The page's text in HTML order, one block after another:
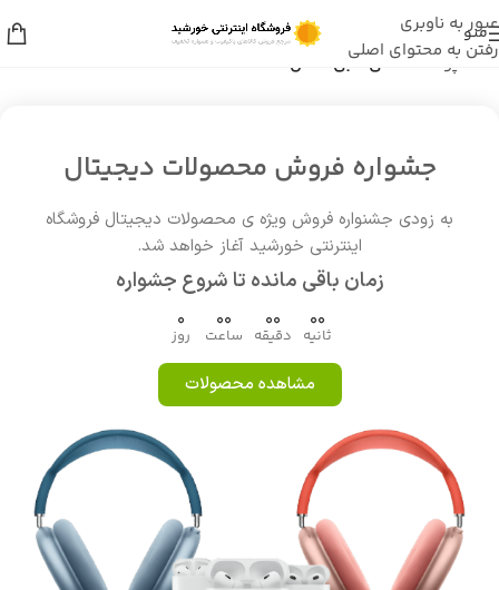
عبور به ناوبری
رفتن به محتوای اصلی
منو
خانه/ پوشاک/کفی طبی کفش
جشواره فروش محصولات دیجیتال
به زودی جشنواره فروش ویژه ی محصولات دیجیتال فروشگاه
اینترنتی خورشید آغاز خواهد شد.
زمان باقی مانده تا شروع جشواره
0
روز
00
ساعت
00
دقیقه
00
ثانیه
مشاهده محصولات